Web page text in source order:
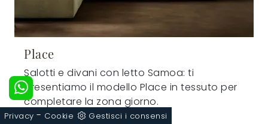
Place
Salotti e divani con letto Samoa: ti
presentiamo il modello Place in tessuto per
completare la zona giorno.
Privacy - Cookie Gestisci i consensi